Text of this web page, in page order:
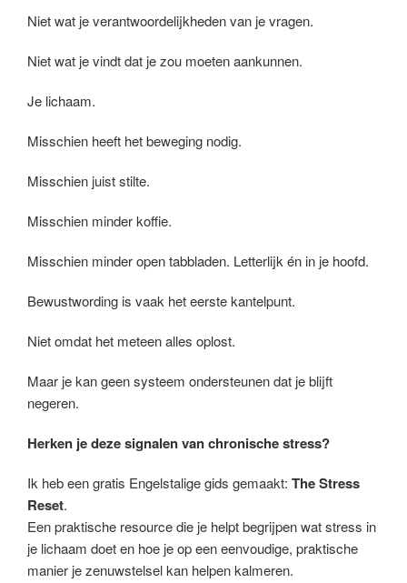
Niet wat je verantwoordelijkheden van je vragen.
Niet wat je vindt dat je zou moeten aankunnen.
Je lichaam.
Misschien heeft het beweging nodig.
Misschien juist stilte.
Misschien minder koffie.
Misschien minder open tabbladen. Letterlijk én in je hoofd.
Bewustwording is vaak het eerste kantelpunt.
Niet omdat het meteen alles oplost.
Maar je kan geen systeem ondersteunen dat je blijft
negeren.
Herken je deze signalen van chronische stress?
Ik heb een gratis Engelstalige gids gemaakt: The Stress
Reset.
Een praktische resource die je helpt begrijpen wat stress in
je lichaam doet en hoe je op een eenvoudige, praktische
manier je zenuwstelsel kan helpen kalmeren.